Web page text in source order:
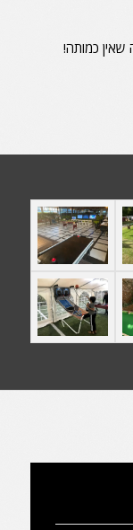
שאין כמותה!